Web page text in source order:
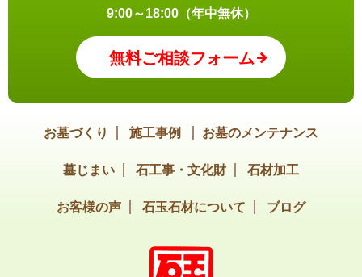
9:00～18:00（年中無休）
無料ご相談フォーム
お墓づくり 施工事例 お墓のメンテナンス
墓じまい 石工事・文化財 石材加工
お客様の声 石玉石材について ブログ